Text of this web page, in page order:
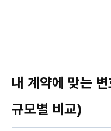
내 계약에 맞는
규모별 비교)